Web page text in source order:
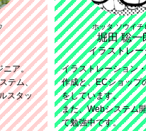
ニア。
テム、
スタッ
ホッタ ソウイチ
堀田 聡一
イラストレー
イラストレーション
作成と、ECショップ
をしています。
また、Webシステム
て勉強中です。